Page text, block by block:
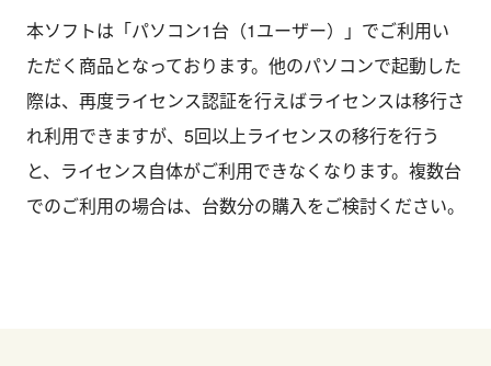
本ソフトは「パソコン1台（1ユーザー）」でご利用い
ただく商品となっております。他のパソコンで起動した
際は、再度ライセンス認証を行えばライセンスは移行さ
れ利用できますが、5回以上ライセンスの移行を行う
と、ライセンス自体がご利用できなくなります。複数台
でのご利用の場合は、台数分の購入をご検討ください。